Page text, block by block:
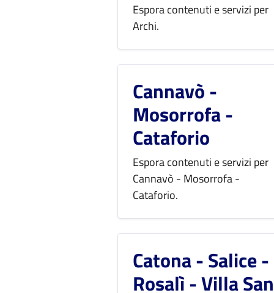
Espora contenuti e servizi per
Archi.
Cannavò -
Mosorrofa -
Cataforio
Espora contenuti e servizi per
Cannavò - Mosorrofa -
Cataforio.
Catona - Salice -
Rosalì - Villa San